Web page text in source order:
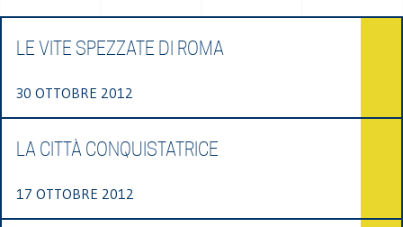
LE VITE SPEZZATE DI ROMA
30 OTTOBRE 2012
LA CITTÀ CONQUISTATRICE
17 OTTOBRE 2012